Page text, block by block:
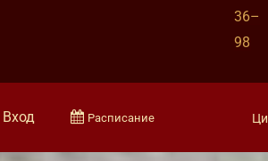
36–
98
Вход Расписание